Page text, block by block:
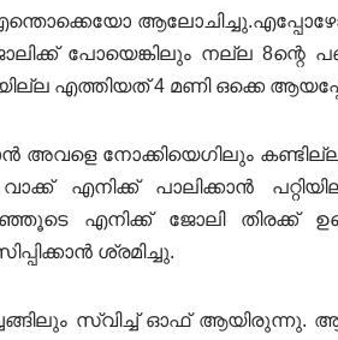
ആലോചിച്ചു.എപ്പോഴോ
ജോലിക്ക് പോയെങ്കിലും നല്ല
എത്തിയത് 4 മണി ഒക്കെ
നോക്കിയെഗിലും
എനിക്ക് പാലിക്കാൻ
എനിക്ക് ജോലി തിരക്ക്
ശ്രമിച്ചു.
സ്വിച്ച് ഓഫ്‌ ആയിരുന്നു.